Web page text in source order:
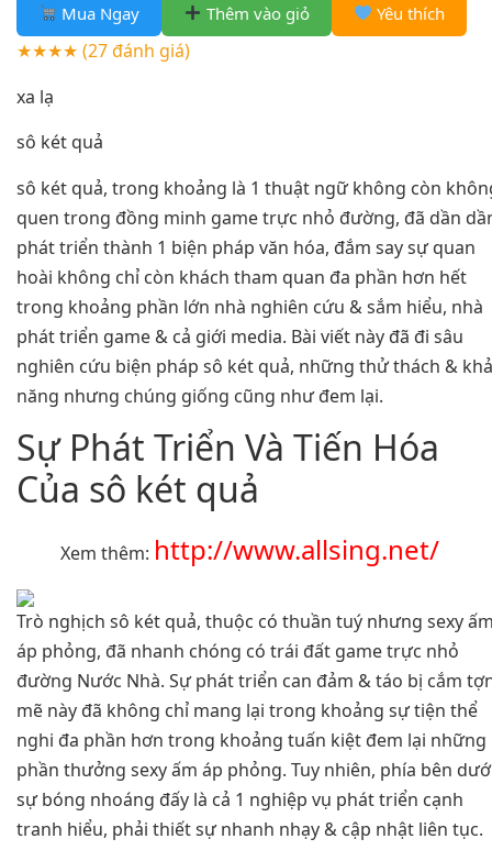
Mua Ngay Thêm vào giỏ Yêu thích
★★★★ (27 đánh giá)
xa lạ
sô két quả
sô két quả, trong khoảng là 1 thuật ngữ không còn
quen trong đồng minh game trực nhỏ đường, đã dần
phát triển thành 1 biện pháp văn hóa, đắm say sự quan
hoài không chỉ còn khách tham quan đa phần hơn hết
trong khoảng phần lớn nhà nghiên cứu & sắm hiểu, nhà
phát triển game & cả giới media. Bài viết này đã đi sâu
nghiên cứu biện pháp sô két quả, những thử thách & khả
năng nhưng chúng giống cũng như đem lại.
Sự Phát Triển Và Tiến Hóa
Của sô két quả
Xem thêm: http://www.allsing.net/
Trò nghịch sô két quả, thuộc có thuần tuý nhưng sexy
áp phỏng, đã nhanh chóng có trái đất game trực nhỏ
đường Nước Nhà. Sự phát triển can đảm & táo bị cắm
mẽ này đã không chỉ mang lại trong khoảng sự tiện thể
nghi đa phần hơn trong khoảng tuấn kiệt đem lại những
phần thưởng sexy ấm áp phỏng. Tuy nhiên, phía bên
sự bóng nhoáng đấy là cả 1 nghiệp vụ phát triển cạnh
tranh hiểu, phải thiết sự nhanh nhạy & cập nhật liên tục.